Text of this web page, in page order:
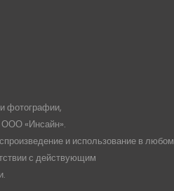
фотографии,
ООО «Инсайн».
и использование в любом
с действующим